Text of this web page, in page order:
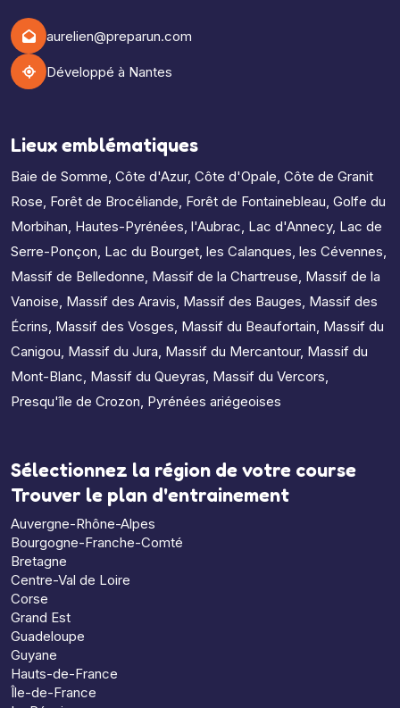
aurelien@preparun.com
Développé à Nantes
Lieux emblématiques
Baie de Somme, Côte d'Azur, Côte d'Opale, Côte de Granit
Rose, Forêt de Brocéliande, Forêt de Fontainebleau, Golfe du
Morbihan, Hautes-Pyrénées, l'Aubrac, Lac d'Annecy, Lac de
Serre-Ponçon, Lac du Bourget, les Calanques, les Cévennes,
Massif de Belledonne, Massif de la Chartreuse, Massif de la
Vanoise, Massif des Aravis, Massif des Bauges, Massif des
Écrins, Massif des Vosges, Massif du Beaufortain, Massif du
Canigou, Massif du Jura, Massif du Mercantour, Massif du
Mont-Blanc, Massif du Queyras, Massif du Vercors,
Presqu'île de Crozon, Pyrénées ariégeoises
Sélectionnez la région de votre course
Trouver le plan d'entrainement
Auvergne-Rhône-Alpes
Bourgogne-Franche-Comté
Bretagne
Centre-Val de Loire
Corse
Grand Est
Guadeloupe
Guyane
Hauts-de-France
Île-de-France